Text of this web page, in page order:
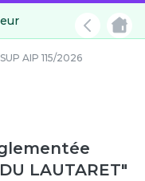
SUP AIP 115/2026
LAUTARET"